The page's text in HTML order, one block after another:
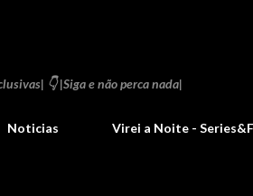
👇 |Siga e não perca nada|
Noticias Virei a Noite -